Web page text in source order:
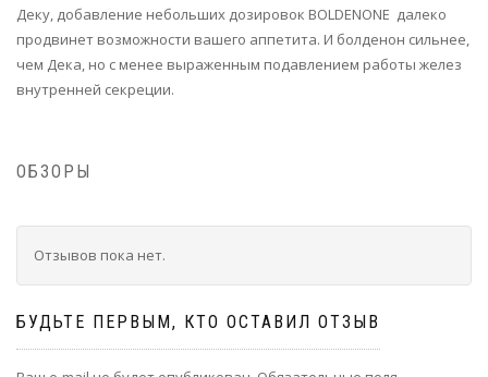
Деку, добавление небольших дозировок BOLDENONE далеко
продвинет возможности вашего аппетита. И болденон сильнее,
чем Дека, но с менее выраженным подавлением работы желез
внутренней секреции.
ОБЗОРЫ
Отзывов пока нет.
БУДЬТЕ ПЕРВЫМ, КТО ОСТАВИЛ ОТЗЫВ